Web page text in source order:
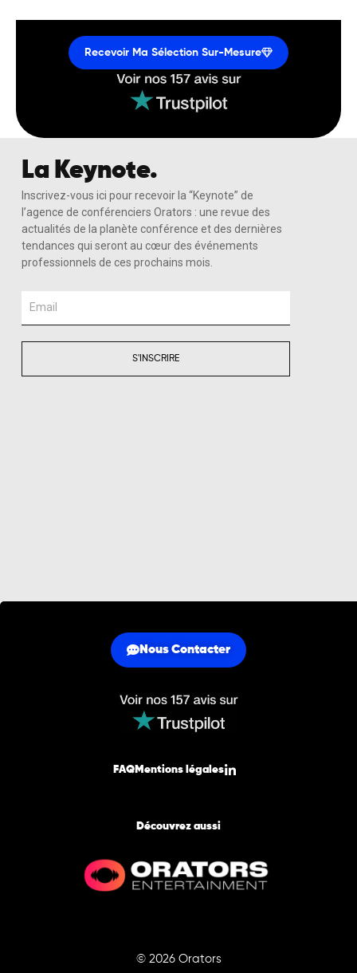
Recevoir Ma Sélection Sur-Mesure
La Keynote.
Inscrivez-vous ici pour recevoir la “Keynote” de
l’agence de conférenciers Orators : une revue des
actualités de la planète conférence et des dernières
tendances qui seront au cœur des événements
professionnels de ces prochains mois.
S'INSCRIRE
Nous Contacter
FAQ Mentions légales
Découvrez aussi
© 2026 Orators